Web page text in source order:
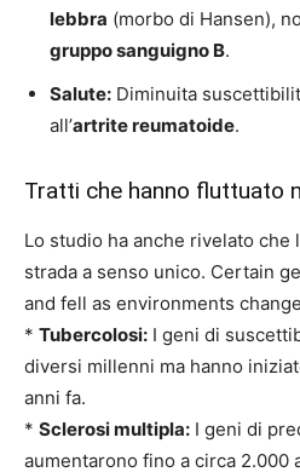
lebbra (morbo di Hansen),
gruppo sanguigno B.
Salute: Diminuita
all’artrite reumatoide.
Tratti che hanno fluttuato
Lo studio ha anche rivelato che
strada a senso unico. Certain
and fell as environments
* Tubercolosi: I geni di
diversi millenni ma hanno
anni fa.
* Sclerosi multipla: I geni di
aumentarono fino a circa 2.000